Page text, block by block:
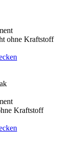
ohne Kraftstoff
Kraftstoff